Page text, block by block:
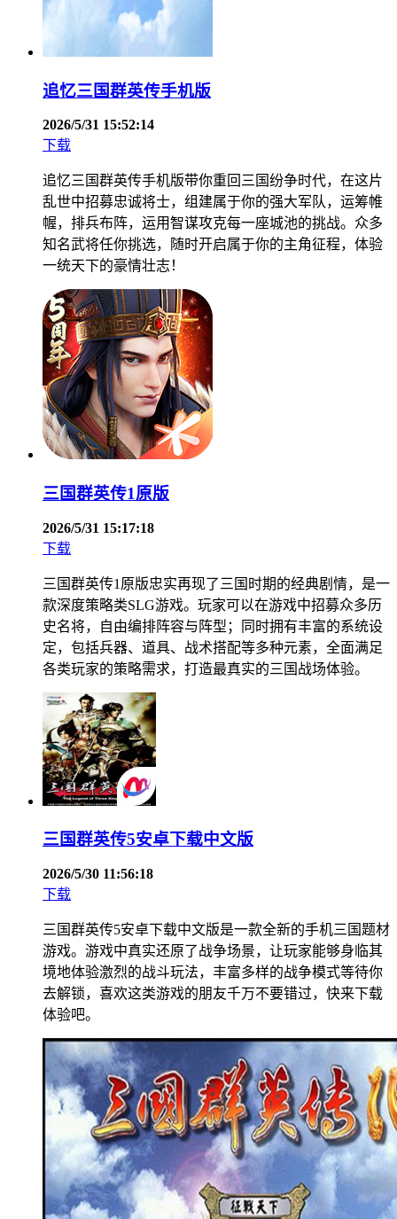
追忆三国群英传手机版
2026/5/31 15:52:14
下载
追忆三国群英传手机版带你重回三国纷争时代，在这片
乱世中招募忠诚将士，组建属于你的强大军队，运筹帷
幄，排兵布阵，运用智谋攻克每一座城池的挑战。众多
知名武将任你挑选，随时开启属于你的主角征程，体验
一统天下的豪情壮志！
三国群英传1原版
2026/5/31 15:17:18
下载
三国群英传1原版忠实再现了三国时期的经典剧情，是一
款深度策略类SLG游戏。玩家可以在游戏中招募众多历
史名将，自由编排阵容与阵型；同时拥有丰富的系统设
定，包括兵器、道具、战术搭配等多种元素，全面满足
各类玩家的策略需求，打造最真实的三国战场体验。
三国群英传5安卓下载中文版
2026/5/30 11:56:18
下载
三国群英传5安卓下载中文版是一款全新的手机三国题材
游戏。游戏中真实还原了战争场景，让玩家能够身临其
境地体验激烈的战斗玩法，丰富多样的战争模式等待你
去解锁，喜欢这类游戏的朋友千万不要错过，快来下载
体验吧。